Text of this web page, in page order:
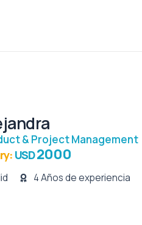
& Project Management
USD2000
4 Años de experiencia